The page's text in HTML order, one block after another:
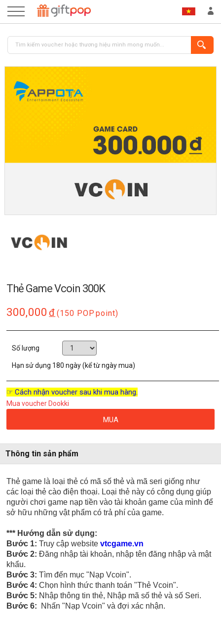
ĐĂNG KÝ
Thẻ Game Vcoin 300K
300,000 đ (150 POP point)
Số lượng
Hạn sử dụng 180 ngày (kể từ ngày mua)
☞ Cách nhận voucher sau khi mua hàng.
Mua voucher Dookki
MUA
Thông tin sản phẩm
Thẻ game là loại thẻ có mã số thẻ và mã seri giống như
các loại thẻ cào điện thoại. Loại thẻ này có công dụng giúp
người chơi game nạp tiền vào tài khoản game của mình để
sở hữu những vật phẩm có trả phí của game.
*** Hướng dẫn sử dụng:
Bước 1: Truy cập websitevtcgame.vn
Bước 2: Đăng nhập tài khoản, nhập tên đăng nhập và mật
khẩu.
Bước 3:Tìm đến mục "Nạp Vcoin".
Bước 4:Chọn hình thức thanh toán "Thẻ Vcoin".
Bước 5: Nhập thông tin thẻ, Nhập mã số thẻ và số Seri.
Bước 6:
Nhấn "Nạp Vcoin" và đợi xác nhận.